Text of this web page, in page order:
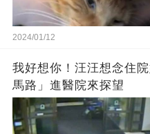
2024/01/12
我好想你！汪汪想念住
馬路」進醫院來探望